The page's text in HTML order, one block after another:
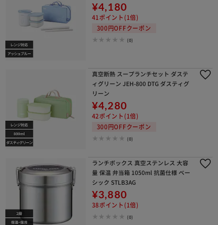
¥4,180
41ポイント(1倍)
300円OFFクーポン
(0)
真空断熱 スープランチセット ダステ
ィグリーン JEH-800 DTG ダスティグ
リーン
¥4,280
42ポイント(1倍)
300円OFFクーポン
(0)
ランチボックス 真空ステンレス 大容
量 保温 弁当箱 1050ml 抗菌仕様 ベー
シック STLB3AG
¥3,880
38ポイント(1倍)
(0)